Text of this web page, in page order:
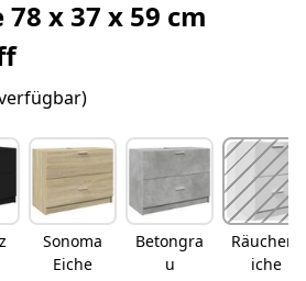
x 37 x 59 cm
Sonoma
Eiche
Betongra
u
Räuchere
iche